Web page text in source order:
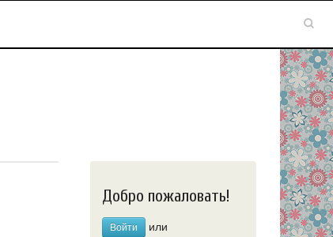
Добро пожаловать!
Войти
или